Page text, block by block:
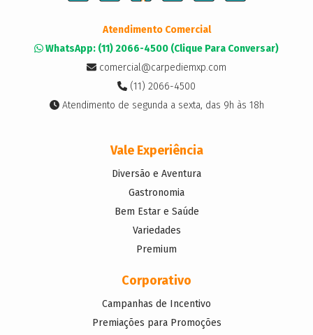
Vale Experiência
Diversão e Aventura
Gastronomia
Bem Estar e Saúde
Variedades
Premium
Corporativo
Campanhas de Incentivo
Premiações para Promoções
Atendimento Comercial
WhatsApp: (11) 2066-4500 (Clique Para Conversar)
comercial@carpediemxp.com
(11) 2066-4500
Atendimento de segunda a sexta, das 9h às 18h